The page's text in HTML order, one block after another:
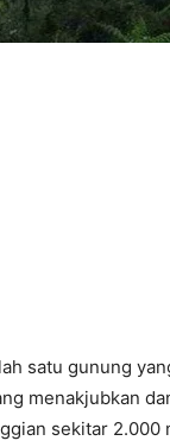
satu gunung
menakjubkan
sekitar